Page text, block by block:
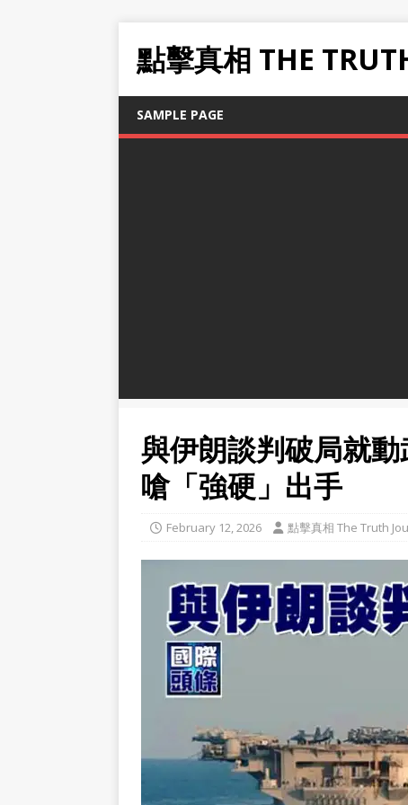
點擊真相 THE
SAMPLE PAGE
與伊朗談判破局就
嗆「強硬」出手
February 12, 2026 點擊真相 The Truth